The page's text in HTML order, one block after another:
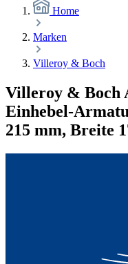
Home
Marken
Villeroy & Boch
Villeroy & Boch
Einhebel-
215 mm, Breite